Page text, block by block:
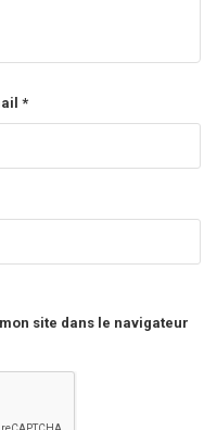
*
site dans le navigateur